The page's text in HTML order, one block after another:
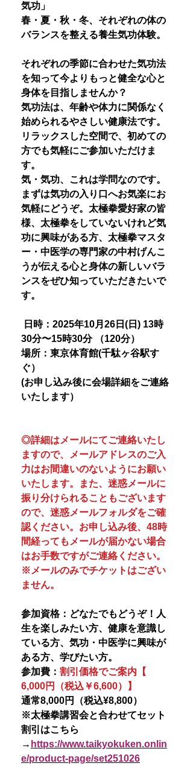
気功」
春・夏・秋・冬、それぞれの体の
バランスを整える養生気功体験。
それぞれの季節に合わせた気功法
を知って今よりもっと健全な心と
身体を目指しませんか？
気功法は、年齢や体力に関係なく
始められるやさしい健康法です。
リラックスした空間で、初めての
方でも気軽にご参加いただけま
す。
気・気功、これは学問なのです。
まずは気功の入り口へお気楽にお
気軽にどうぞ。太極拳愛好家の皆
様、太極拳をしていないけれど気
功に興味がある方、太極拳マスタ
ー・中医学の専門家の中村げんこ
うが伝える心と身体の新しいバラ
ンスをぜひ知っていただきたいで
す。
日時：2025年10月26日(日) 13時
30分〜15時30分 （120分）
場所：東京体育館(千駄ヶ谷駅す
ぐ）
(お申し込み後に会場詳細をご連絡
いたします）
◎詳細はメールにてご連絡いたし
ますので、メールアドレスのご入
力はお間違いのないようにお願い
いたします。また、迷惑メールに
振り分けられることもございます
ので、迷惑メールフォルダをご確
認ください。お申し込み後、48時
間経ってもメールが届かない場合
はお手数ですがご連絡ください。
※メールのみでチケットはござい
ません。
参加資格：どなたでもどうぞ！人
生を楽しみたい方、健康を意識し
ている方、気功・中医学に興味が
ある方、学びたい方。
参加費： 割引価格でご案内【
6,000円（税込￥6,600）】
通常8,000円（税込¥8,800）
※太極拳講習会と合わせてセット
割引はこちら
→ https://www.taikyokuken.onlin
e/product-page/set251026